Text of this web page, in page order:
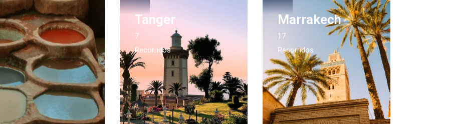
Tanger
7
Recorridos
Marrakech
17
Recorridos